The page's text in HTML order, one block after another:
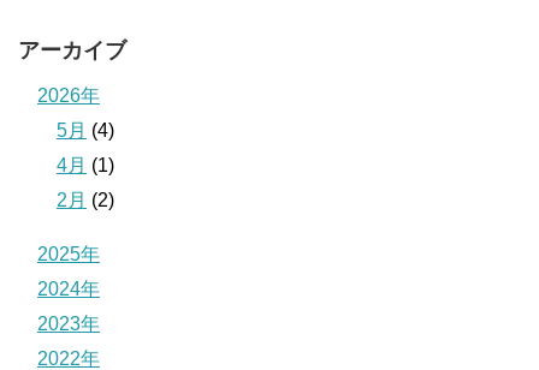
アーカイブ
2026年
5月 (4)
4月 (1)
2月 (2)
2025年
2024年
2023年
2022年